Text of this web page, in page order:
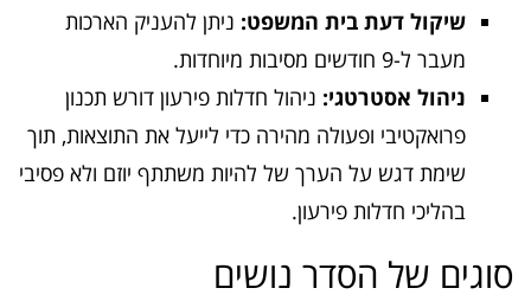
שיקול דעת בית המשפט: ניתן להעניק הארכות
מעבר ל-9 חודשים מסיבות מיוחדות.
ניהול אסטרטגי: ניהול חדלות פירעון דורש תכנון
פרואקטיבי ופעולה מהירה כדי לייעל את התוצאות, תוך
שימת דגש על הערך של להיות משתתף יוזם ולא פסיבי
בהליכי חדלות פירעון.
סוגים של הסדר נושים